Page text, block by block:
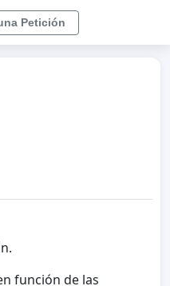
Petición
función de las